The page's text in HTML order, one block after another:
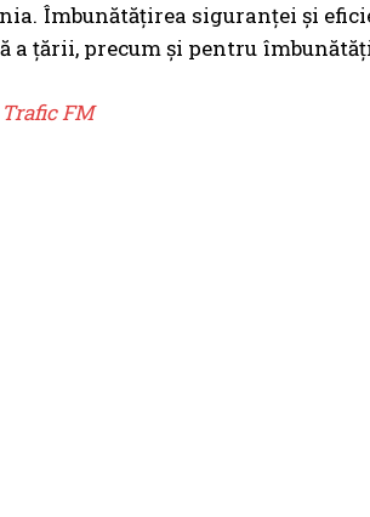
Îmbunătățirea siguranței și
a țării, precum și pentru
Trafic FM